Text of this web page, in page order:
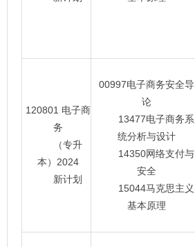
120801 电子商
务
（专升
本）2024
新计划
00997电子商务安全导
论
13477电子商务系
统分析与设计
14350网络支付与
安全
15044马克思主义
基本原理